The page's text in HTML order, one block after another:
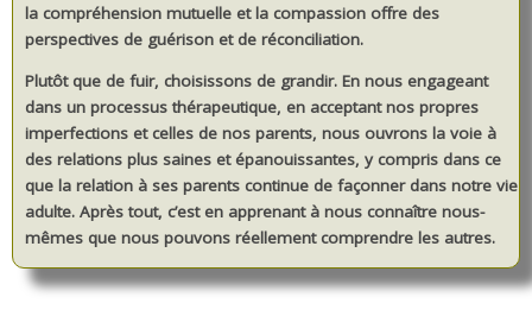
la compréhension mutuelle et la compassion offre des
perspectives de guérison et de réconciliation.
Plutôt que de fuir, choisissons de grandir. En nous engageant
dans un processus thérapeutique, en acceptant nos propres
imperfections et celles de nos parents, nous ouvrons la voie à
des relations plus saines et épanouissantes, y compris dans ce
que la relation à ses parents continue de façonner dans notre vie
adulte. Après tout, c’est en apprenant à nous connaître nous-
mêmes que nous pouvons réellement comprendre les autres.